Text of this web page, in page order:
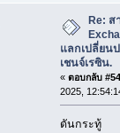
Re: ส
แลกเปลี่ยน
เชนจ์เรซิน.
« ตอบกลับ
2025,
ดันกระทู้